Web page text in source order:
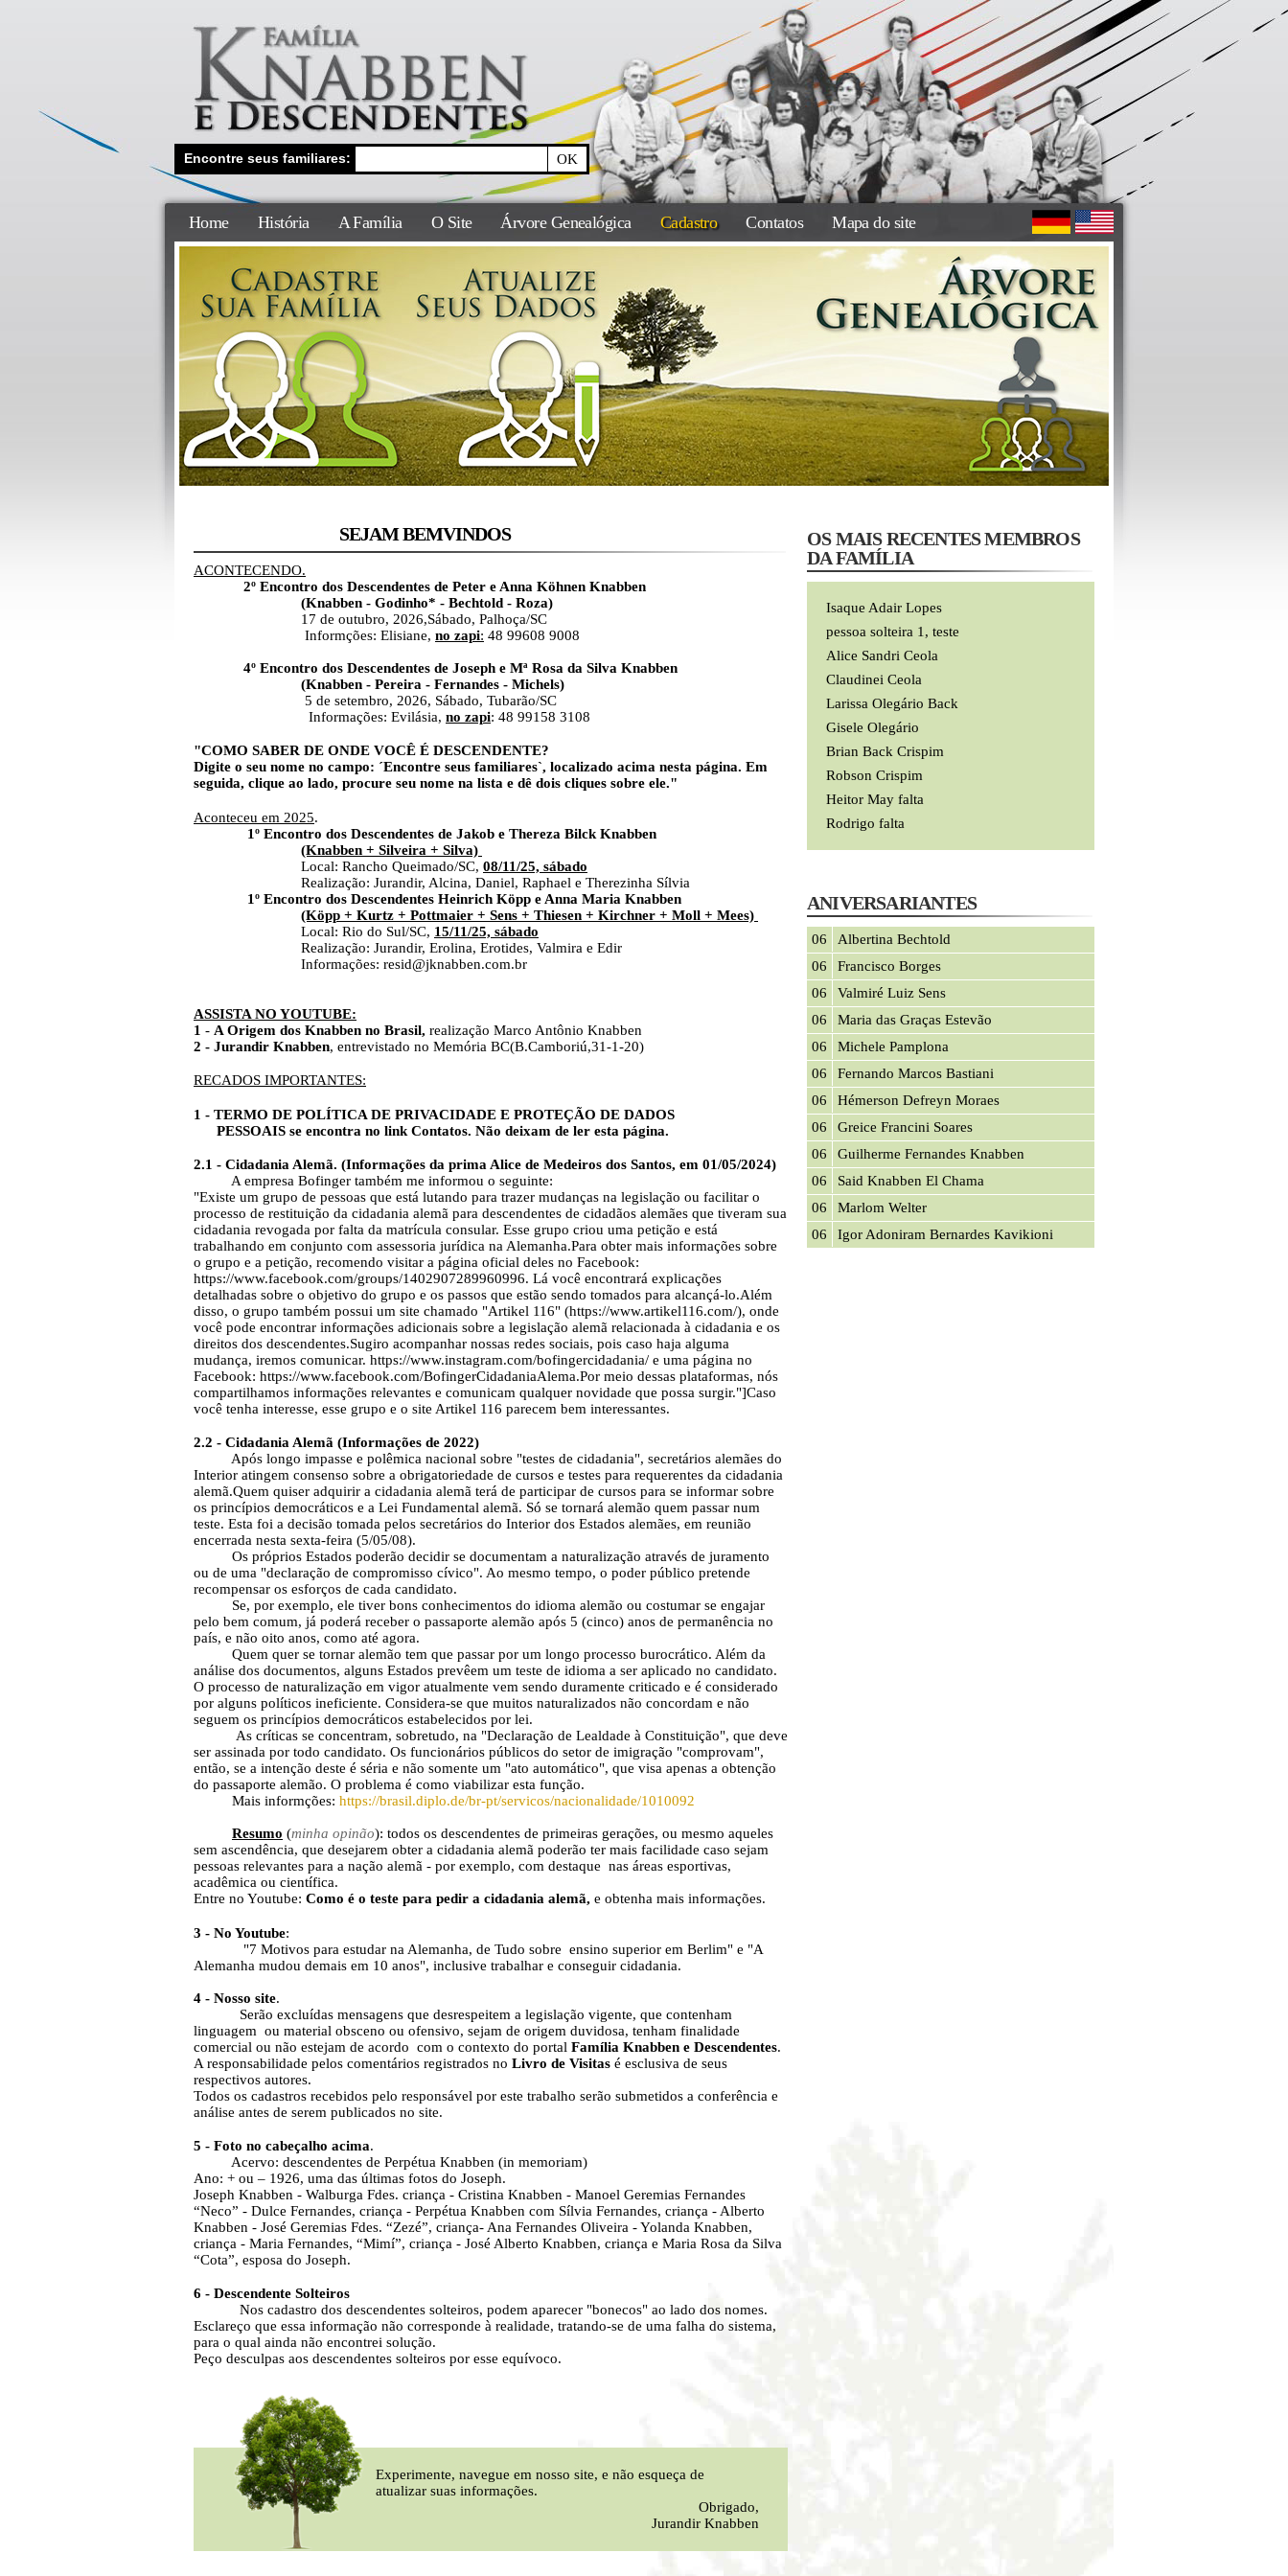
Encontre seus familiares:
Home História A Família O Site Árvore Genealógica Cadastro Contatos Mapa do site
SEJAM BEMVINDOS
ACONTECENDO.
2º Encontro dos Descendentes de Peter e Anna Köhnen Knabben
(Knabben - Godinho* - Bechtold - Roza)
17 de outubro, 2026,Sábado, Palhoça/SC
Informções: Elisiane, no zapi: 48 99608 9008
4º Encontro dos Descendentes de Joseph e Mª Rosa da Silva Knabben
(Knabben - Pereira - Fernandes - Michels)
5 de setembro, 2026, Sábado, Tubarão/SC
Informações: Evilásia, no zapi: 48 99158 3108
"COMO SABER DE ONDE VOCÊ É DESCENDENTE?
Digite o seu nome no campo: ´Encontre seus familiares`, localizado acima nesta página. Em
seguida, clique ao lado, procure seu nome na lista e dê dois cliques sobre ele."
Aconteceu em 2025.
1º Encontro dos Descendentes de Jakob e Thereza Bilck Knabben
(Knabben + Silveira + Silva)
Local: Rancho Queimado/SC, 08/11/25, sábado
Realização: Jurandir, Alcina, Daniel, Raphael e Therezinha Sílvia
1º Encontro dos Descendentes Heinrich Köpp e Anna Maria Knabben
(Köpp + Kurtz + Pottmaier + Sens + Thiesen + Kirchner + Moll + Mees)
Local: Rio do Sul/SC, 15/11/25, sábado
Realização: Jurandir, Erolina, Erotides, Valmira e Edir
Informações: resid@jknabben.com.br
ASSISTA NO YOUTUBE:
1 - A Origem dos Knabben no Brasil, realização Marco Antônio Knabben
2 - Jurandir Knabben, entrevistado no Memória BC(B.Camboriú,31-1-20)
RECADOS IMPORTANTES:
1 - TERMO DE POLÍTICA DE PRIVACIDADE E PROTEÇÃO DE DADOS
PESSOAIS se encontra no link Contatos. Não deixam de ler esta página.
2.1 - Cidadania Alemã. (Informações da prima Alice de Medeiros dos Santos, em 01/05/2024)
A empresa Bofinger também me informou o seguinte:
"Existe um grupo de pessoas que está lutando para trazer mudanças na legislação ou facilitar o
processo de restituição da cidadania alemã para descendentes de cidadãos alemães que tiveram sua
cidadania revogada por falta da matrícula consular. Esse grupo criou uma petição e está
trabalhando em conjunto com assessoria jurídica na Alemanha.Para obter mais informações sobre
o grupo e a petição, recomendo visitar a página oficial deles no Facebook:
https://www.facebook.com/groups/1402907289960996. Lá você encontrará explicações
detalhadas sobre o objetivo do grupo e os passos que estão sendo tomados para alcançá-lo.Além
disso, o grupo também possui um site chamado "Artikel 116" (https://www.artikel116.com/), onde
você pode encontrar informações adicionais sobre a legislação alemã relacionada à cidadania e os
direitos dos descendentes.Sugiro acompanhar nossas redes sociais, pois caso haja alguma
mudança, iremos comunicar. https://www.instagram.com/bofingercidadania/ e uma página no
Facebook: https://www.facebook.com/BofingerCidadaniaAlema.Por meio dessas plataformas, nós
compartilhamos informações relevantes e comunicam qualquer novidade que possa surgir."]Caso
você tenha interesse, esse grupo e o site Artikel 116 parecem bem interessantes.
2.2 - Cidadania Alemã (Informações de 2022)
Após longo impasse e polêmica nacional sobre "testes de cidadania", secretários alemães do
Interior atingem consenso sobre a obrigatoriedade de cursos e testes para requerentes da cidadania
alemã.Quem quiser adquirir a cidadania alemã terá de participar de cursos para se informar sobre
os princípios democráticos e a Lei Fundamental alemã. Só se tornará alemão quem passar num
teste. Esta foi a decisão tomada pelos secretários do Interior dos Estados alemães, em reunião
encerrada nesta sexta-feira (5/05/08).
Os próprios Estados poderão decidir se documentam a naturalização através de juramento
ou de uma "declaração de compromisso cívico". Ao mesmo tempo, o poder público pretende
recompensar os esforços de cada candidato.
Se, por exemplo, ele tiver bons conhecimentos do idioma alemão ou costumar se engajar
pelo bem comum, já poderá receber o passaporte alemão após 5 (cinco) anos de permanência no
país, e não oito anos, como até agora.
Quem quer se tornar alemão tem que passar por um longo processo burocrático. Além da
análise dos documentos, alguns Estados prevêem um teste de idioma a ser aplicado no candidato.
O processo de naturalização em vigor atualmente vem sendo duramente criticado e é considerado
por alguns políticos ineficiente. Considera-se que muitos naturalizados não concordam e não
seguem os princípios democráticos estabelecidos por lei.
As críticas se concentram, sobretudo, na "Declaração de Lealdade à Constituição", que deve
ser assinada por todo candidato. Os funcionários públicos do setor de imigração "comprovam",
então, se a intenção deste é séria e não somente um "ato automático", que visa apenas a obtenção
do passaporte alemão. O problema é como viabilizar esta função.
Mais informções: https://brasil.diplo.de/br-pt/servicos/nacionalidade/1010092
Resumo (minha opinão): todos os descendentes de primeiras gerações, ou mesmo aqueles
sem ascendência, que desejarem obter a cidadania alemã poderão ter mais facilidade caso sejam
pessoas relevantes para a nação alemã - por exemplo, com destaque nas áreas esportivas,
acadêmica ou científica.
Entre no Youtube: Como é o teste para pedir a cidadania alemã, e obtenha mais informações.
3 - No Youtube:
"7 Motivos para estudar na Alemanha, de Tudo sobre ensino superior em Berlim" e "A
Alemanha mudou demais em 10 anos", inclusive trabalhar e conseguir cidadania.
4 - Nosso site.
Serão excluídas mensagens que desrespeitem a legislação vigente, que contenham
linguagem ou material obsceno ou ofensivo, sejam de origem duvidosa, tenham finalidade
comercial ou não estejam de acordo com o contexto do portal Família Knabben e Descendentes.
A responsabilidade pelos comentários registrados no Livro de Visitas é esclusiva de seus
respectivos autores.
Todos os cadastros recebidos pelo responsável por este trabalho serão submetidos a conferência e
análise antes de serem publicados no site.
5 - Foto no cabeçalho acima.
Acervo: descendentes de Perpétua Knabben (in memoriam)
Ano: + ou – 1926, uma das últimas fotos do Joseph.
Joseph Knabben - Walburga Fdes. criança - Cristina Knabben - Manoel Geremias Fernandes
“Neco” - Dulce Fernandes, criança - Perpétua Knabben com Sílvia Fernandes, criança - Alberto
Knabben - José Geremias Fdes. “Zezé”, criança- Ana Fernandes Oliveira - Yolanda Knabben,
criança - Maria Fernandes, “Mimí”, criança - José Alberto Knabben, criança e Maria Rosa da Silva
“Cota”, esposa do Joseph.
6 - Descendente Solteiros
Nos cadastro dos descendentes solteiros, podem aparecer "bonecos" ao lado dos nomes.
Esclareço que essa informação não corresponde à realidade, tratando-se de uma falha do sistema,
para o qual ainda não encontrei solução.
Peço desculpas aos descendentes solteiros por esse equívoco.
Experimente, navegue em nosso site, e não esqueça de
atualizar suas informações.
Obrigado,
Jurandir Knabben
OS MAIS RECENTES MEMBROS
DA FAMÍLIA
Isaque Adair Lopes
pessoa solteira 1, teste
Alice Sandri Ceola
Claudinei Ceola
Larissa Olegário Back
Gisele Olegário
Brian Back Crispim
Robson Crispim
Heitor May falta
Rodrigo falta
ANIVERSARIANTES
06
Albertina Bechtold
06
Francisco Borges
06
Valmiré Luiz Sens
06
Maria das Graças Estevão
06
Michele Pamplona
06
Fernando Marcos Bastiani
06
Hémerson Defreyn Moraes
06
Greice Francini Soares
06
Guilherme Fernandes Knabben
06
Said Knabben El Chama
06
Marlom Welter
06
Igor Adoniram Bernardes Kavikioni